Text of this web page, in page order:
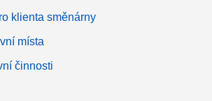
klienta směnárny
místa
činnosti